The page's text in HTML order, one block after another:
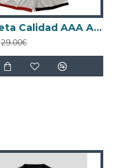
Camiseta Calidad AAA Atlas FC Away 2024/25 Niño
29.00€